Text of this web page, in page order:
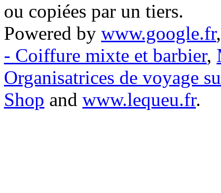
ou copiées par un tiers.
Powered by www.google.fr
- Coiffure mixte et barbier,
Organisatrices de voyage
Shop and www.lequeu.fr.